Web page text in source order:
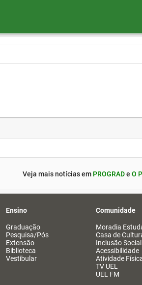
Veja mais notícias em PROGRADe O
Ensino
Graduação
Pesquisa/Pós
Extensão
Biblioteca
Vestibular
Comunidade
Moradia
Casa de
Inclusão Social
Acessibilidade
Atividade
TV UEL
UEL FM